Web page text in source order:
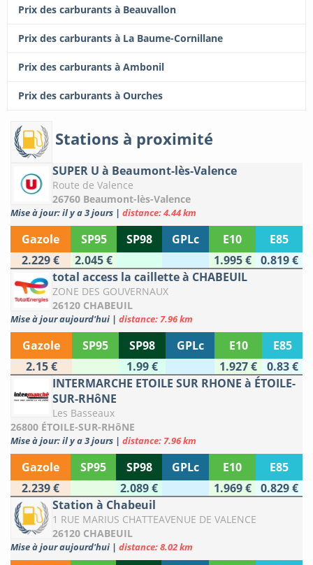
Prix des carburants à Beauvallon
Prix des carburants à La Baume-Cornillane
Prix des carburants à Ambonil
Prix des carburants à Ourches
Stations à proximité
SUPER U à Beaumont-lès-Valence
Route de Valence
26760 Beaumont-lès-Valence
Mise à jour: il y a 3 jours | distance: 4.44 km
Gazole SP95 SP98 GPLc E10
E85
2.229 €
2.045 € 1.995 €
0.819 €
total access la caillette à CHABEUIL
ZONE DES GOUVERNAUX
26120 CHABEUIL
Mise à jour aujourd'hui | distance: 7.96 km
Gazole SP95 SP98 GPLc E10
E85
2.15 €
1.99 € 1.927 €
0.83 €
INTERMARCHE ETOILE SUR RHONE à ÉTOILE-
SUR-RHôNE
Les Basseaux
26800 ÉTOILE-SUR-RHôNE
Mise à jour: il y a 3 jours | distance: 7.96 km
Gazole SP95 SP98 GPLc E10
E85
2.239 €
2.089 € 1.969 €
0.829 €
Station à Chabeuil
1 RUE MARIUS CHATTEAVENUE DE VALENCE
26120 CHABEUIL
Mise à jour aujourd'hui | distance: 8.02 km